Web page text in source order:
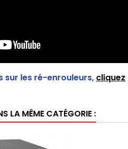
sur les ré-enrouleurs, cliquez
LA MÊME CATÉGORIE :